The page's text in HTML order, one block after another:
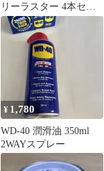
リーラスター 4本セッ
ト
¥ 1,780
WD-40 潤滑油 350ml
2WAYスプレー